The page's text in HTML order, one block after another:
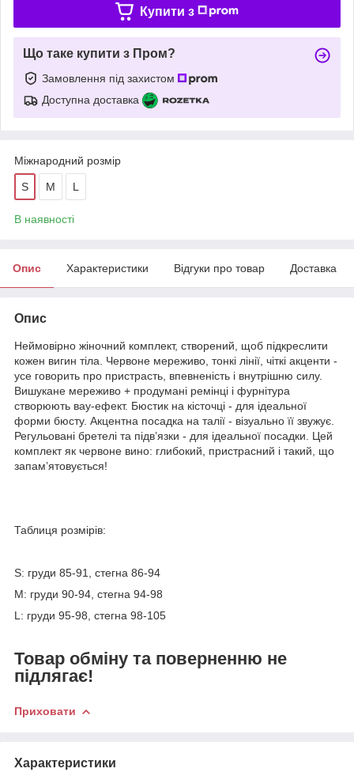
Купити з
Що таке купити з Пром?
Замовлення під захистом
Доступна доставка
Міжнародний розмір
S M L
В наявності
Опис Характеристики Відгуки про товар Доставка
Опис
Неймовірно жіночний комплект, створений, щоб підкреслити
кожен вигин тіла. Червоне мереживо, тонкі лінії, чіткі акценти -
усе говорить про пристрасть, впевненість і внутрішню силу.
Вишукане мереживо + продумані ремінці і фурнітура
створюють вау-ефект. Бюстик на кісточці - для ідеальної
форми бюсту. Акцентна посадка на талії - візуально її звужує.
Регульовані бретелі та підв’язки - для ідеальної посадки. Цей
комплект як червоне вино: глибокий, пристрасний і такий, що
запам’ятовується!
Таблиця розмірів:
S: груди 85-91, стегна 86-94
М: груди 90-94, стегна 94-98
L: груди 95-98, стегна 98-105
Товар обміну та поверненню не
підлягає!
Приховати
Характеристики